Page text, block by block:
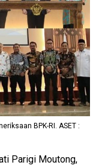
BPK-RI. ASET :
Parigi Moutong,